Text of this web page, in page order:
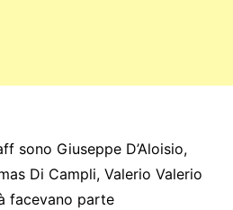
sono Giuseppe D’Aloisio,
Di Campli, Valerio Valerio
facevano parte